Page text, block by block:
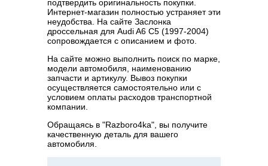
подтвердить оригинальность покупки.
Интернет-магазин полностью устраняет эти
неудобства. На сайте Заслонка
дроссельная для Audi A6 C5 (1997-2004)
сопровождается с описанием и фото.
На сайте можно выполнить поиск по марке,
модели автомобиля, наименованию
запчасти и артикулу. Вывоз покупки
осуществляется самостоятельно или с
условием оплаты расходов транспортной
компании.
Обращаясь в "Razboro4ka", вы получите
качественную деталь для вашего
автомобиля.